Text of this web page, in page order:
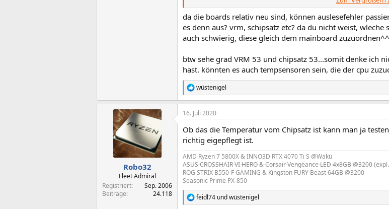
HWiNFO64) zeigt selbst nach dem ersten Hochfahren des Tages
der Sensor bei HWMonitor bei knapp 80°C und steigt unter Last
Betrieb.
Die restlichen Temperaturen passen meiner Meinung nach
Anhang anzeigen 944727
Danke schon mal vorab!
da die boards relativ neu sind, können auslesefehler
es denn aus? vrm, schipsatz etc? da du nicht weist,
auch schwierig, diese gleich dem mainboard
btw sehe grad VRM 53 und chipsatz 53...somit denke ich
hast. könnten es auch tempsensoren sein, die der cpu
R
e
a
k
i
o
e
n
:
wüstenigel
Robo32
Fleet Admiral
Registriert
Sep. 2006
Beiträge
24.118
16. Juli 2020
Ob das die Temperatur vom Chipsatz ist kann man ja
richtig eigepflegt ist.
AMD Ryzen 7 5800X & INNO3D RTX 4070 Ti S @Wakü
ASUS CROSSHAIR VI HERO & Corsair Vengeance LED 4x8GB @3200
ROG STRIX B550-F GAMING & Kingston FURY Beast 64GB @3200
Seasonic Prime PX-850
R
feidl74 undwüstenigel